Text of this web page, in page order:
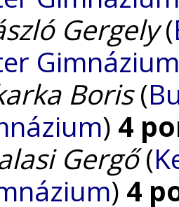
Gergely(
Gimnázium
Boris(
) 4
Gergő(
) 4